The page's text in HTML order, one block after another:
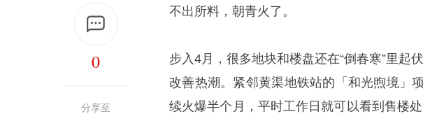
0
分享至
不出所料，朝青火了。
步入4月，很多地块和楼盘还在“倒春寒”里起
改善热潮。紧邻黄渠地铁站的「和光煦境」
续火爆半个月，平时工作日就可以看到售楼